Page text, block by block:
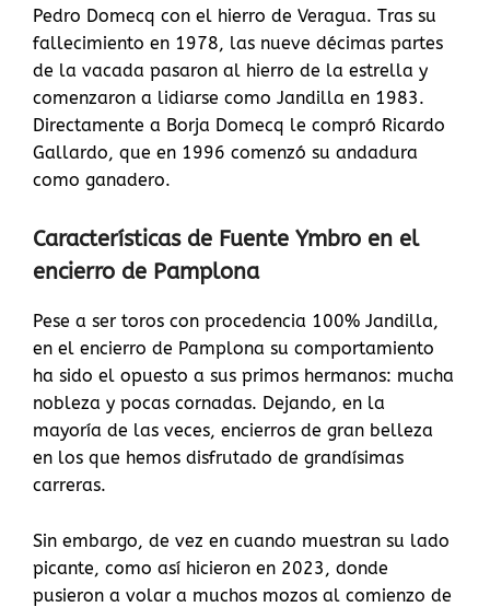
Pedro Domecq con el hierro de Veragua. Tras su
fallecimiento en 1978, las nueve décimas partes
de la vacada pasaron al hierro de la estrella y
comenzaron a lidiarse como Jandilla en 1983.
Directamente a Borja Domecq le compró Ricardo
Gallardo, que en 1996 comenzó su andadura
como ganadero.
Características de Fuente Ymbro en el
encierro de Pamplona
Pese a ser toros con procedencia 100% Jandilla,
en el encierro de Pamplona su comportamiento
ha sido el opuesto a sus primos hermanos: mucha
nobleza y pocas cornadas. Dejando, en la
mayoría de las veces, encierros de gran belleza
en los que hemos disfrutado de grandísimas
carreras.
Sin embargo, de vez en cuando muestran su lado
picante, como así hicieron en 2023, donde
pusieron a volar a muchos mozos al comienzo de